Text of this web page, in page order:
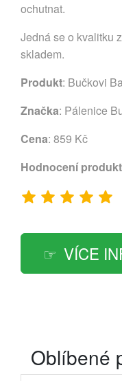
ochutnat.
Jedná se o kvalitku
skladem.
Produkt: Bučkovi
Značka: Pálenice
Cena: 859 Kč
Hodnocení
VÍCE
Oblíbené